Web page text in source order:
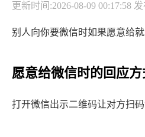
更新时间:2026-08-09 00:17:58
别人向你要微信时如果愿意给
愿意给微信时的回应方
打开微信出示二维码让对方扫码